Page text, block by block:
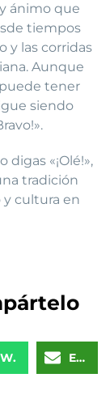
ánimo que
tiempos
y las corridas
Aunque
tener
siendo
«¡Olé!»,
tradición
cultura en
WhatsApp Email